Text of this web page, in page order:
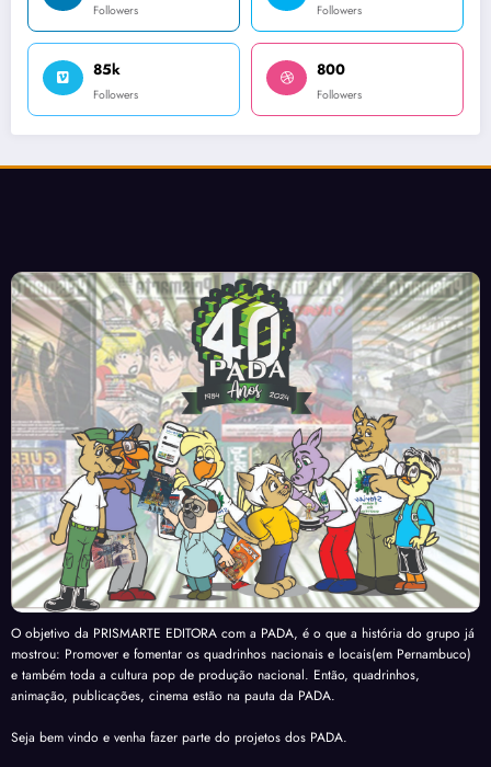
Followers Followers
85k
Followers
800
Followers
O objetivo da PRISMARTE EDITORA com a PADA, é o que a história do grupo já
mostrou: Promover e fomentar os quadrinhos nacionais e locais(em Pernambuco)
e também toda a cultura pop de produção nacional. Então, quadrinhos,
animação, publicações, cinema estão na pauta da PADA.
Seja bem vindo e venha fazer parte do projetos dos PADA.